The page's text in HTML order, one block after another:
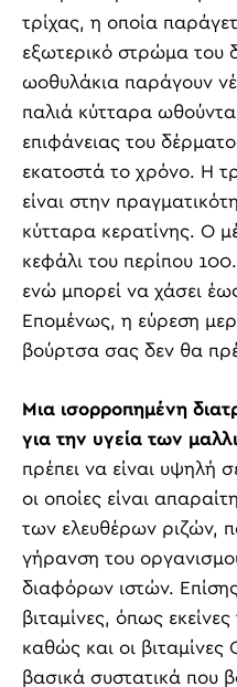
τρίχας, η οποία
εξωτερικό στρώμα του
ωοθυλάκια παράγουν
παλιά κύτταρα
επιφάνειας του
εκατοστά το χρόνο. Η
είναι στην
κύτταρα κερατίνης. Ο
κεφάλι του περίπου
ενώ μπορεί να χάσει
Επομένως, η εύρεση
βούρτσα σας δεν θα
Μια ισορροπημένη
για την υγεία των
πρέπει να είναι υψηλή
οι οποίες είναι
των ελευθέρων ριζών,
γήρανση του
διαφόρων ιστών.
βιταμίνες, όπως
καθώς και οι βιταμίνες
βασικά συστατικά που